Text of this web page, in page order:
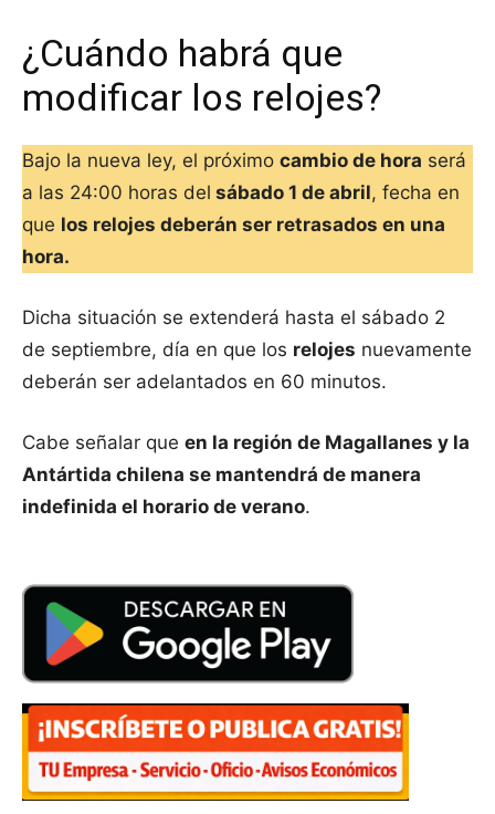
¿Cuándo habrá que
modificar los relojes?
Bajo la nueva ley, el próximo cambio de hora será
a las 24:00 horas del sábado 1 de abril, fecha en
que los relojes deberán ser retrasados en una
hora.
Dicha situación se extenderá hasta el sábado 2
de septiembre, día en que los relojes nuevamente
deberán ser adelantados en 60 minutos.
Cabe señalar que en la región de Magallanes y la
Antártida chilena se mantendrá de manera
indefinida el horario de verano.